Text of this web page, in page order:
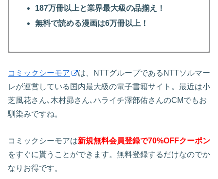
187万冊以上と業界最大級の品揃え！
無料で読める漫画は6万冊以上！
コミックシーモア
は、NTTグループであるNTTソルマー
レが運営している国内最大級の電子書籍サイト。最近は小
芝風花さん､木村昴さん､ハライチ澤部佑さんのCMでもお
馴染みですね。
コミックシーモアは新規無料会員登録で70%OFFクーポン
をすぐに貰うことができます。無料登録するだけなのでか
なりお得です。